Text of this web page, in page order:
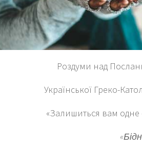
Роздуми над
Української Греко-
«Залишиться вам